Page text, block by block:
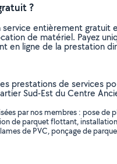
?
entièrement
de matériel. Payez
en ligne de la prestation
prestations de services
Sud-Est du Centre
par nos membres : pose
de parquet flottant,
de PVC, ponçage de